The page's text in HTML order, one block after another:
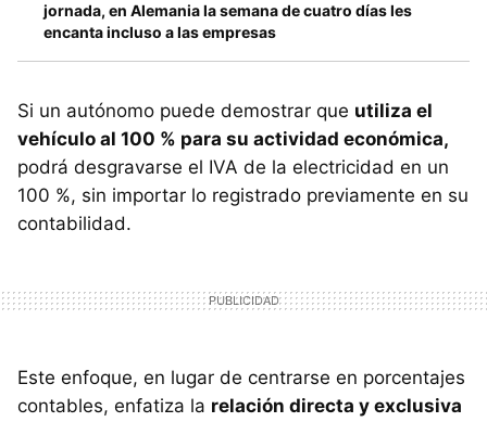
jornada, en Alemania la semana de cuatro días les
encanta incluso a las empresas
Si un autónomo puede demostrar que utiliza el
vehículo al 100 % para su actividad económica,
podrá desgravarse el IVA de la electricidad en un
100 %, sin importar lo registrado previamente en su
contabilidad.
Este enfoque, en lugar de centrarse en porcentajes
contables, enfatiza la relación directa y exclusiva